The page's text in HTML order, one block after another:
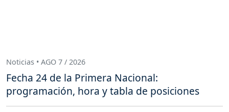
Noticias • AGO 7 / 2026
Fecha 24 de la Primera Nacional:
programación, hora y tabla de posiciones